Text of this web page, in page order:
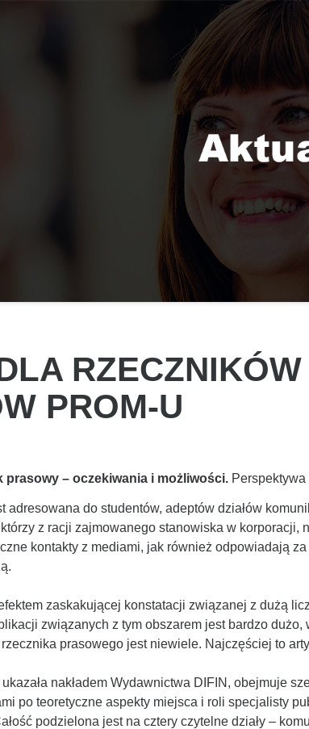
PROM-U
prasowy – oczekiwania i możliwości.
adresowana do studentów, adeptów działów
z racji zajmowanego stanowiska w
kontakty z mediami, jak również odpowiadają
zaskakującej konstatacji związanej z dużą
związanych z tym obszarem jest bardzo
prasowego jest niewiele. Najczęściej to
nakładem Wydawnictwa DIFIN, obejmuje
po teoretyczne aspekty miejsca i roli specjalisty
podzielona jest na cztery czytelne działy –